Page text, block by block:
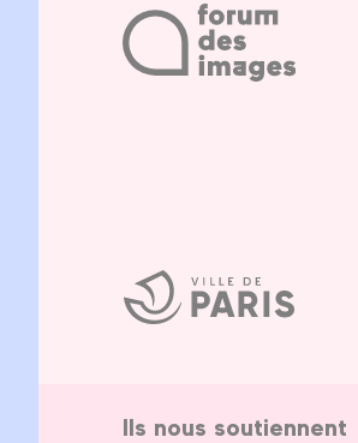
Ville
de
Paris
Ils nous soutiennent